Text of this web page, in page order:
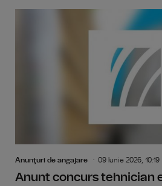
Anunţuri de angajare 09 Iunie 2026, 10:19
Anunt concurs tehnician